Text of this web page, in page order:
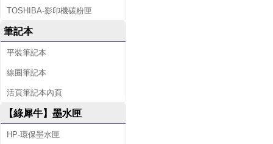
TOSHIBA-影印機碳粉匣
筆記本
平裝筆記本
線圈筆記本
活頁筆記本內頁
【綠犀牛】墨水匣
HP-環保墨水匣